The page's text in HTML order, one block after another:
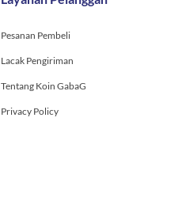
Pesanan Pembeli
Lacak Pengiriman
Tentang Koin GabaG
Privacy Policy